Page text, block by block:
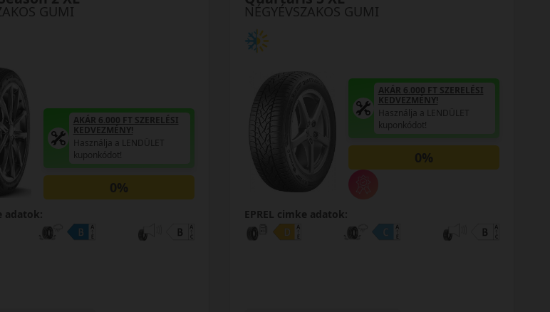
GUMI
AKÁR 6.000 FT SZERELÉSI
KEDVEZMÉNY!
Használja a LENDÜLET
kuponkódot!
0%
adatok:
NÉGYÉVSZAKOS GUMI
AKÁR 6.000 FT SZERELÉSI
KEDVEZMÉNY!
Használja a LENDÜLET
kuponkódot!
0%
EPREL cimke adatok: